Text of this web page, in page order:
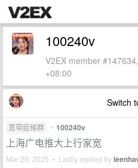
100240v
V2EX member
+08:00
Switch
宽带症候群 • 100240v
上海广电推大上行家宽
Mar 20, 2025 • Lastly replied by